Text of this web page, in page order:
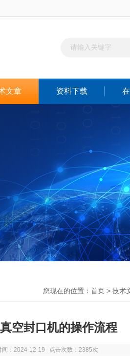
文章 资料下载
您现在的位置： 首页 > 技术
空封口机的操作流程
间：2024-12-19 点击次数：2385次